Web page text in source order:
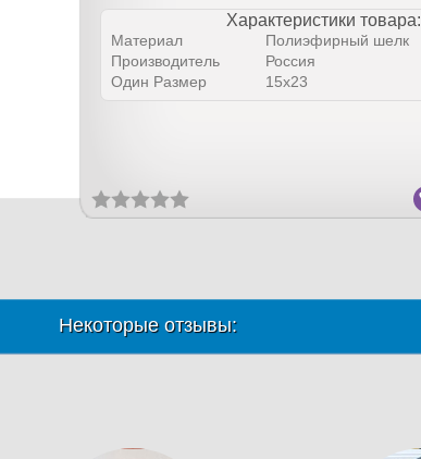
Характеристики товара:
Материал
Полиэфирный шелк
Производитель
Россия
Один Размер
15х23
Некоторые отзывы: